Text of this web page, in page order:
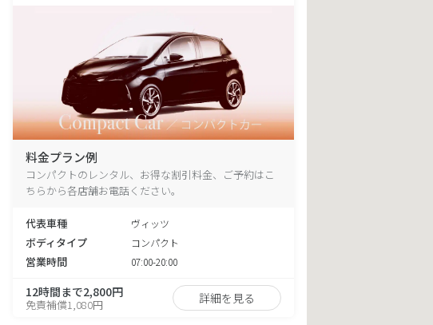
料金プラン例
コンパクトのレンタル、お得な割引料金、ご予約はこ
ちらから各店舗お電話ください。
代表車種 ヴィッツ
ボディタイプ コンパクト
営業時間 07:00-20:00
12時間まで2,800円
免責補償1,080円 詳細を見る